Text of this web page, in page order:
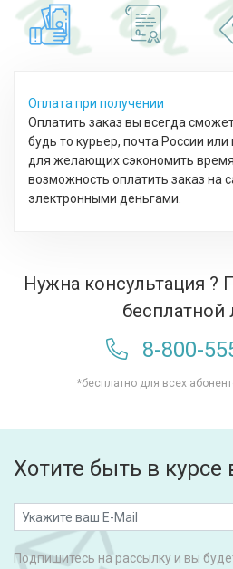
Оплата при получении
Оплатить заказ вы всегда
будь то курьер, почта России
для желающих сэкономить
возможность оплатить заказ на
электронными деньгами.
Нужна консультация ?
бесплатной
8-800-
*бесплатно для всех
Хотите быть в курсе
Подпишитесь на рассылку и вы